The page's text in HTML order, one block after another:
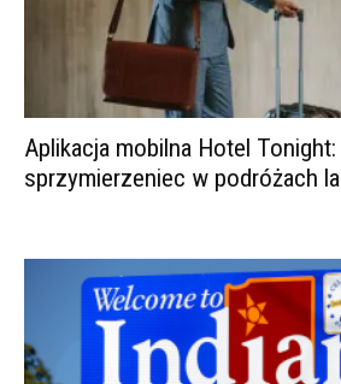
Aplikacja mobilna Hotel
sprzymierzeniec w podróżach